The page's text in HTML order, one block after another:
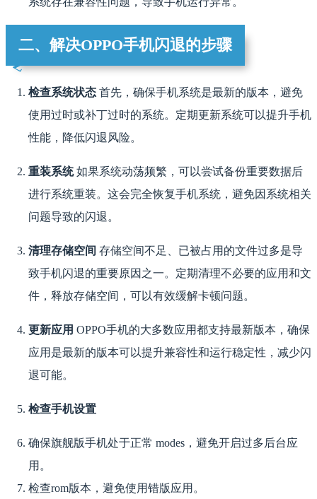
二、解决OPPO手机闪退的步骤
检查系统状态 首先，确保手机系统是最新的版本，避免
使用过时或补丁过时的系统。定期更新系统可以提升手机
性能，降低闪退风险。
重装系统如果系统动荡频繁，可以尝试备份重要数据后
进行系统重装。这会完全恢复手机系统，避免因系统相关
问题导致的闪退。
清理存储空间 存储空间不足、已被占用的文件过多是导
致手机闪退的重要原因之一。定期清理不必要的应用和文
件，释放存储空间，可以有效缓解卡顿问题。
更新应用 OPPO手机的大多数应用都支持最新版本，确保
应用是最新的版本可以提升兼容性和运行稳定性，减少闪
退可能。
检查手机设置
确保旗舰版手机处于正常 modes，避免开启过多后台应
用。
检查rom版本，避免使用错版应用。